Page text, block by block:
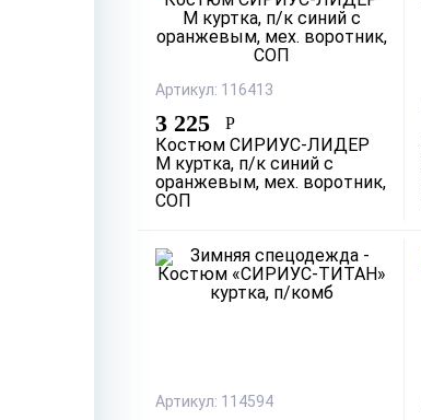
Артикул: 116413
3 225 Р
Костюм СИРИУС-ЛИДЕР
М куртка, п/к синий с
оранжевым, мех. воротник,
СОП
Артикул: 114594